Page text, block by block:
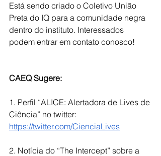
Está sendo criado o Coletivo União
Preta do IQ para a comunidade negra
dentro do instituto. Interessados
podem entrar em contato conosco!
CAEQ Sugere:
1. Perfil “ALICE: Alertadora de Lives de
Ciência” no twitter:
https://twitter.com/CienciaLives
2. Notícia do “The Intercept” sobre a